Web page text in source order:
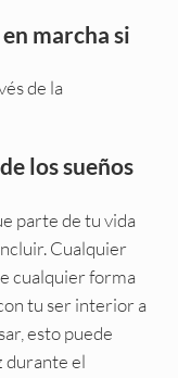
marcha si
de la
los sueños
parte de tu vida
Cualquier
cualquier forma
tu ser interior a
esto puede
durante el